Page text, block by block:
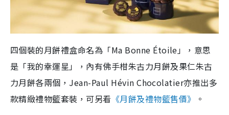
四個裝的月餅禮盒命名為「Ma Bonne Étoile」，意思
是「我的幸運星」，內有佛手柑朱古力月餅及果仁朱古
力月餅各兩個，Jean-Paul Hévin Chocolatier亦推出多
款精緻禮物籃套裝，可另看 《月餅及禮物籃售價》
。